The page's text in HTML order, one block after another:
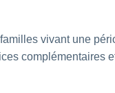
vivant une
complémentaires